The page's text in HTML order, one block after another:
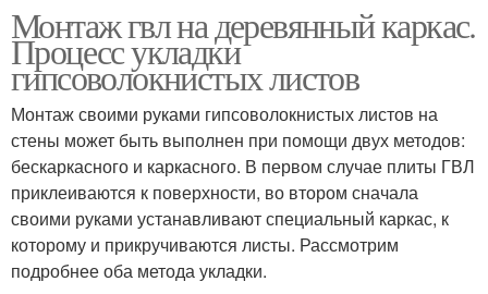
деревянных рейках
Каркас под стену
Монтаж гвл на деревянный каркас.
Процесс укладки
гипсоволокнистых листов
Монтаж своими руками гипсоволокнистых листов на
стены может быть выполнен при помощи двух методов:
бескаркасного и каркасного. В первом случае плиты ГВЛ
приклеиваются к поверхности, во втором сначала
своими руками устанавливают специальный каркас, к
которому и прикручиваются листы. Рассмотрим
подробнее оба метода укладки.